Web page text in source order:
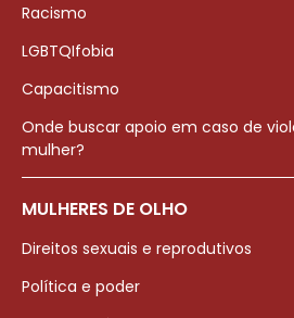
Racismo
LGBTQIfobia
Capacitismo
Onde buscar apoio em caso de
mulher?
MULHERES DE OLHO
Direitos sexuais e reprodutivos
Política e poder